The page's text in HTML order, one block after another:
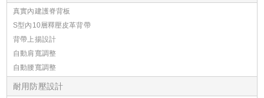
真實內建護脊背板
S型內10層釋壓皮革背帶
背帶上揚設計
自動肩寬調整
自動腰寬調整
耐用防壓設計